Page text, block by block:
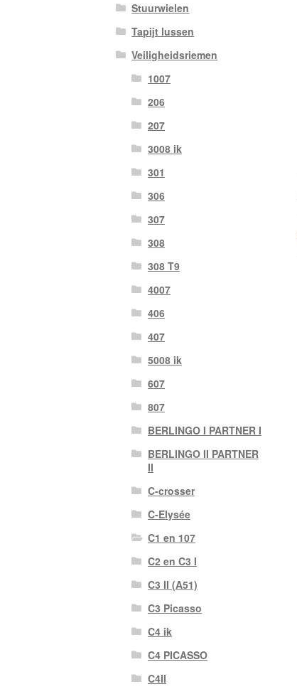
Stuurwielen
Tapijt lussen
Veiligheidsriemen
1007
206
207
3008 ik
301
306
307
308
308 T9
4007
406
407
5008 ik
607
807
BERLINGO I PARTNER I
BERLINGO II PARTNER
II
C-crosser
C-Elysée
C1 en 107
C2 en C3 I
C3 II (A51)
C3 Picasso
C4 ik
C4 PICASSO
C4II